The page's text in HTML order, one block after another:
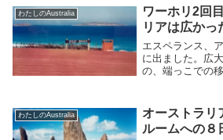
なお、心地良か
す。
わたしのAustralia
ワーホリ2回
リアは広かっ
エスペランス、
に出ました。広
の、端っこでの
入る前の、鮮や
を堪能しました。
わたしのAustralia
オーストラリ
ルームへの８